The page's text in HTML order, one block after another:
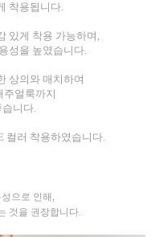
착용됩니다.
있게 착용 가능하며,
성을 높였습니다.
상의와 매치하여
얼룩까지
니다.
컬러 착용하였습니다.
으로 인해,
것을 권장합니다.